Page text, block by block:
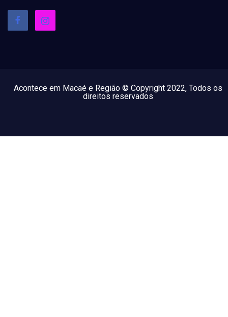
Acontece em Macaé e Região © Copyright 2022, Todos os
direitos reservados